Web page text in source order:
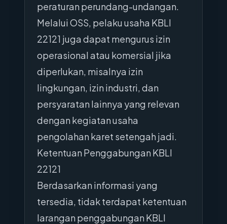
peraturan perundang-undangan.
Melalui OSS, pelaku usaha KBLI
22121 juga dapat mengurus izin
operasional atau komersial jika
diperlukan, misalnya izin
lingkungan, izin industri, dan
persyaratan lainnya yang relevan
dengan kegiatan usaha
pengolahan karet setengah jadi.
Ketentuan Penggabungan KBLI
22121
Berdasarkan informasi yang
tersedia, tidak terdapat ketentuan
larangan penggabungan KBLI